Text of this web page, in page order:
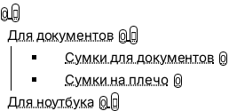
0
Для документов 0
Сумки для документов 0
Сумки на плечо 0
Для ноутбука 0